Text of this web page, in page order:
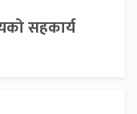
सहकार्य